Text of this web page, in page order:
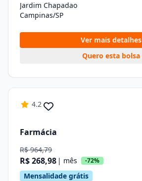
Jardim Chapadao
Campinas/SP
Ver mais detalhes
Quero esta bolsa
4.2
Farmácia
R$ 964,79
R$ 268,98 | mês -72%
Mensalidade grátis